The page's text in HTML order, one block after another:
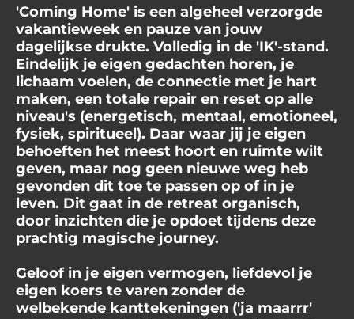
'Coming Home' is een algeheel verzorgde
vakantieweek en pauze van jouw
dagelijkse drukte. Volledig in de 'IK'-stand.
Eindelijk je eigen gedachten horen, je
lichaam voelen, de connectie met je hart
maken, een totale repair en reset op alle
niveau's (energetisch, mentaal, emotioneel,
fysiek, spiritueel). Daar waar jij je eigen
behoeften het meest hoort en ruimte wilt
geven, maar nog geen nieuwe weg heb
gevonden dit toe te passen op of in je
leven. Dit gaat in de retreat organisch,
door inzichten die je opdoet tijdens deze
prachtig magische journey.
Geloof in je eigen vermogen, liefdevol je
eigen koers te varen zonder de
welbekende kanttekeningen ('ja maarrr'